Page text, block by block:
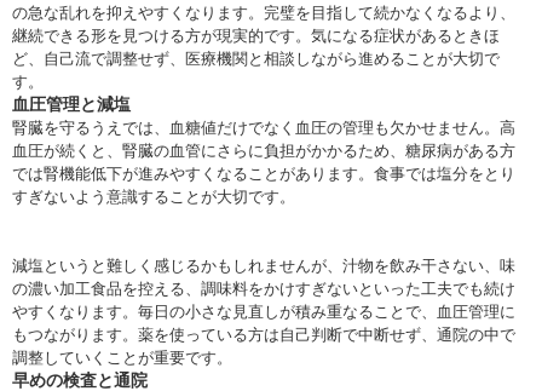
の急な乱れを抑えやすくなります。完璧を目指して続かなくなるより、
継続できる形を見つける方が現実的です。気になる症状があるときほ
ど、自己流で調整せず、医療機関と相談しながら進めることが大切で
す。
血圧管理と減塩
腎臓を守るうえでは、血糖値だけでなく血圧の管理も欠かせません。高
血圧が続くと、腎臓の血管にさらに負担がかかるため、糖尿病がある方
では腎機能低下が進みやすくなることがあります。食事では塩分をとり
すぎないよう意識することが大切です。
減塩というと難しく感じるかもしれませんが、汁物を飲み干さない、味
の濃い加工食品を控える、調味料をかけすぎないといった工夫でも続け
やすくなります。毎日の小さな見直しが積み重なることで、血圧管理に
もつながります。薬を使っている方は自己判断で中断せず、通院の中で
調整していくことが重要です。
早めの検査と通院